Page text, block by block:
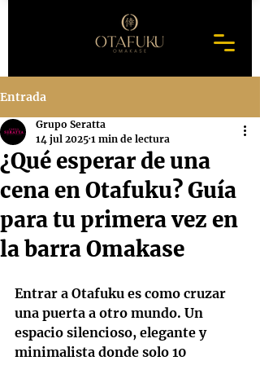
Entrada
¿Qué esperar de una
cena en Otafuku? Guía
para tu primera vez en
la barra Omakase
Grupo Seratta
14 jul 2025 1 min de lectura
Entrar a Otafuku es como cruzar
una puerta a otro mundo. Un
espacio silencioso, elegante y
minimalista donde solo 10